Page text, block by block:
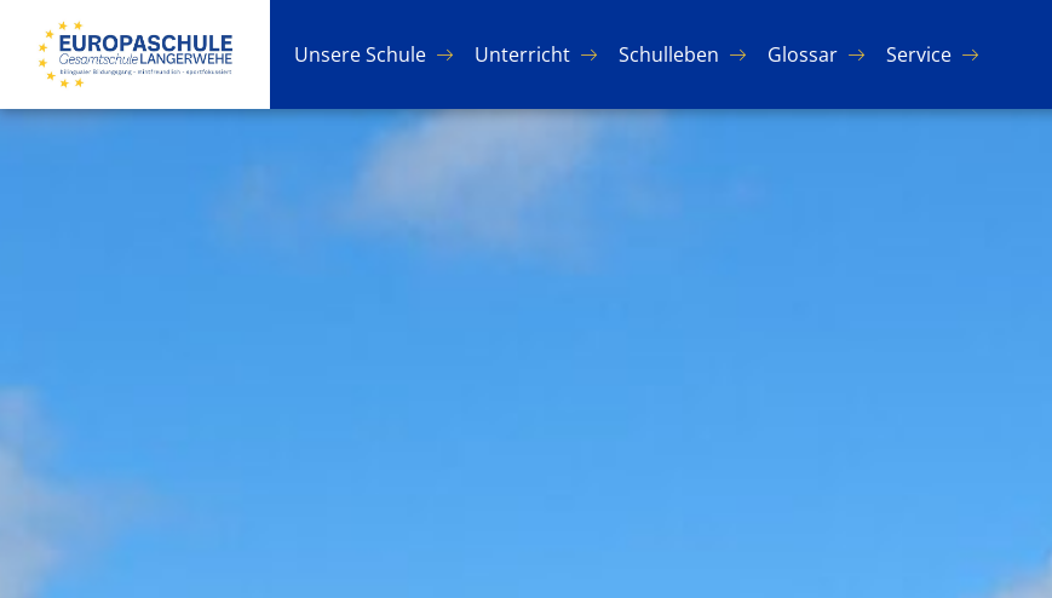
Un­se­re Schu­le Un­ter­richt Schul­le­ben Glos­sar Ser­vice